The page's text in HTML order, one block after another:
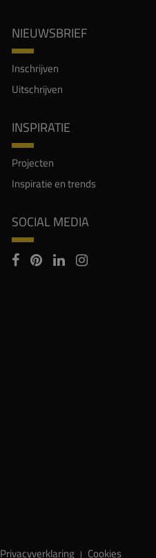
NIEUWSBRIEF
Inschrijven
Uitschrijven
INSPIRATIE
Projecten
Inspiratie en trends
SOCIAL MEDIA
Privacyverklaring | Cookies